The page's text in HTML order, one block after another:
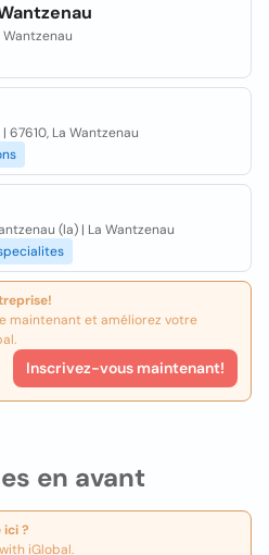
en avant
ici ?
iGlobal.
Wantzenau
La Wantzenau
(la) | La Wantzenau
maintenant et améliorez votre
Inscrivez-vous maintenant!